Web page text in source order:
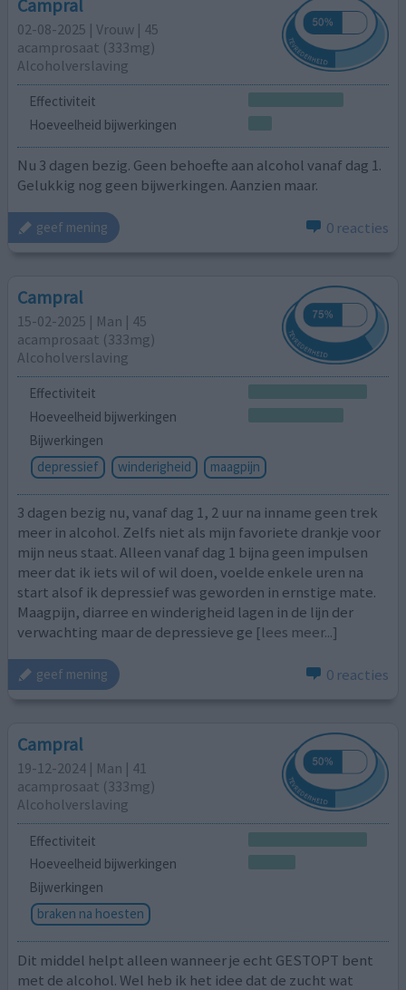
Campral
02-08-2025 | Vrouw | 45
acamprosaat (333mg)
Alcoholverslaving
Effectiviteit
Hoeveelheid bijwerkingen
Nu 3 dagen bezig. Geen behoefte aan alcohol vanaf dag 1.
Gelukkig nog geen bijwerkingen. Aanzien maar.
geef mening 0 reacties
Campral
15-02-2025 | Man | 45
acamprosaat (333mg)
Alcoholverslaving
Effectiviteit
Hoeveelheid bijwerkingen
Bijwerkingen
depressief
winderigheid maagpijn
3 dagen bezig nu, vanaf dag 1, 2 uur na inname geen trek
meer in alcohol. Zelfs niet als mijn favoriete drankje voor
mijn neus staat. Alleen vanaf dag 1 bijna geen impulsen
meer dat ik iets wil of wil doen, voelde enkele uren na
start alsof ik depressief was geworden in ernstige mate.
Maagpijn, diarree en winderigheid lagen in de lijn der
verwachting maar de depressieve ge [lees meer...]
geef mening 0 reacties
Campral
19-12-2024 | Man | 41
acamprosaat (333mg)
Alcoholverslaving
Effectiviteit
Hoeveelheid bijwerkingen
Bijwerkingen
braken na hoesten
Dit middel helpt alleen wanneer je echt GESTOPT bent
met de alcohol. Wel heb ik het idee dat de zucht wat